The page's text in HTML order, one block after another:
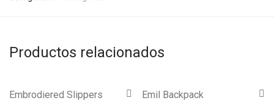
Productos relacionados
Embrodiered Slippers Emil Backpack